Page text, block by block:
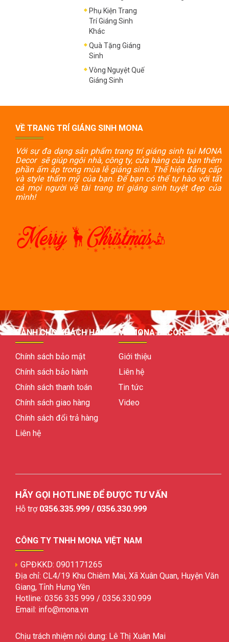
Phụ Kiện Trang
Trí Giáng Sinh
Khác
Quà Tặng Giáng
Sinh
Vòng Nguyệt Quế
Giáng Sinh
VỀ TRANG TRÍ GIÁNG SINH MONA
Với sự đa dạng sản phẩm trang trí giáng sinh tại MONA
Decor sẽ giúp ngôi nhà, công ty, cửa hàng của bạn thêm
phần ấm áp trong mùa lễ giáng sinh. Thể hiện đẳng cấp
và style thẩm mỹ của bạn. Để bạn có thể tự hào với tất
cả mọi người về tài trang trí giáng sinh tuyệt đẹp của
mình!
DÀNH CHO KHÁCH HÀNG
Chính sách bảo mật
Chính sách bảo hành
Chính sách thanh toán
Chính sách giao hàng
Chính sách đổi trả hàng
Liên hệ
VỀ MONA DECOR
Giới thiệu
Liên hệ
Tin tức
Video
HÃY GỌI HOTLINE ĐỂ ĐƯỢC TƯ VẤN
Hỗ trợ 0356.335.999 / 0356.330.999
CÔNG TY TNHH MONA VIỆT NAM
GPĐKKD: 0901171265
Địa chỉ: CL4/19 Khu Chiêm Mai, Xã Xuân Quan, Huyện Văn
Giang, Tỉnh Hưng Yên
Hotline: 0356 335 999 / 0356.330.999
Email: info@mona.vn
Chịu trách nhiệm nội dung: Lê Thị Xuân Mai